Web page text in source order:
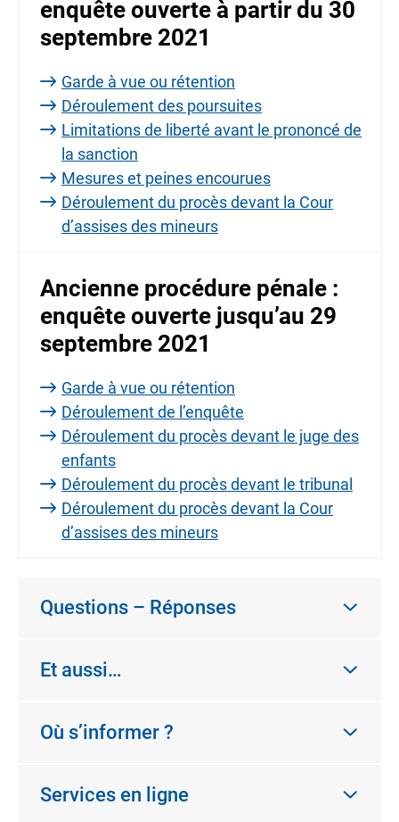
enquête ouverte à partir du 30
septembre 2021
Garde à vue ou rétention
Déroulement des poursuites
Limitations de liberté avant le prononcé de
la sanction
Mesures et peines encourues
Déroulement du procès devant la Cour
d’assises des mineurs
Ancienne procédure pénale :
enquête ouverte jusqu’au 29
septembre 2021
Garde à vue ou rétention
Déroulement de l’enquête
Déroulement du procès devant le juge des
enfants
Déroulement du procès devant le tribunal
Déroulement du procès devant la Cour
d’assises des mineurs
Questions – Réponses
Et aussi…
Où s’informer ?
Services en ligne